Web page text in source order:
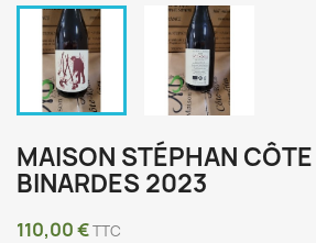
MAISON STÉPHAN
BINARDES 2023
110,00 €TTC